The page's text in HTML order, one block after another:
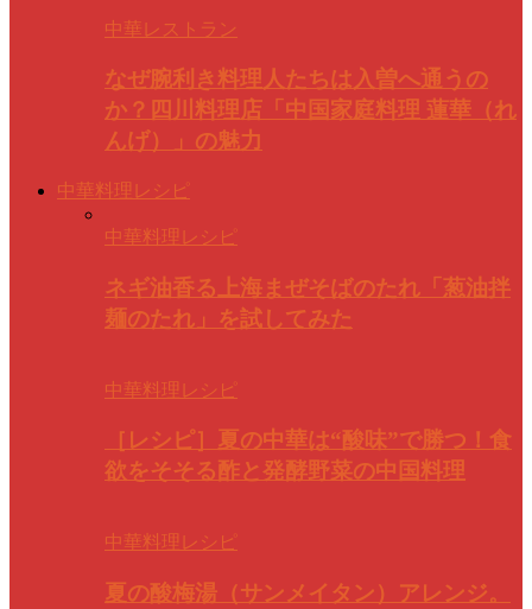
中華レストラン
なぜ腕利き料理人たちは入曽へ通うの
か？四川料理店「中国家庭料理 蓮華（れ
んげ）」の魅力
中華料理レシピ
中華料理レシピ
ネギ油香る上海まぜそばのたれ「葱油拌
麺のたれ」を試してみた
中華料理レシピ
［レシピ］夏の中華は“酸味”で勝つ！食
欲をそそる酢と発酵野菜の中国料理
中華料理レシピ
夏の酸梅湯（サンメイタン）アレンジ。